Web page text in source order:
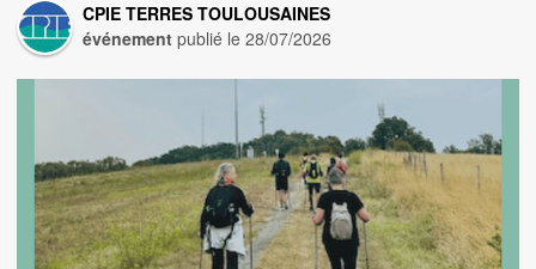
CPIE TERRES TOULOUSAINES
événement publié le28/07/2026